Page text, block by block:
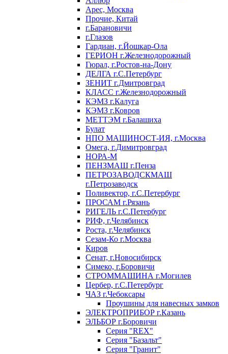
Арес, Москва
Прочие, Китай
г.Барановичи
г.Глазов
Гардиан, г.Йошкар-Ола
ГЕРИОН г.Железнодорожный
Гюрал, г.Ростов-на-Дону
ДЕЛГА г.С.Петербург
ЗЕНИТ г.Дмитровград
КЛАСС г.Железнодорожный
КЭМЗ г.Калуга
КЭМЗ г.Ковров
МЕТТЭМ г.Балашиха
Булат
НПО МАШИНОСТ-ИЯ, г.Москва
Омега, г.Димитровград
НОРА-М
ПЕНЗМАШ г.Пенза
ПЕТРОЗАВОДСКМАШ
г.Петрозаводск
Поливектор, г.С.Петербург
ПРОСАМ г.Рязань
РИГЕЛЬ г.С.Петербург
РИФ, г.Челябинск
Роста, г.Челябинск
Сезам-Ко г.Москва
Киров
Сенат, г.Новосибирск
Симеко, г.Боровичи
СТРОММАШИНА г.Могилев
Цербер, г.С.Петербург
ЧАЗ г.Чебоксары
Проушины для навесных замков
ЭЛЕКТРОПРИБОР г.Казань
ЭЛЬБОР г.Боровичи
Серия "REX"
Серия "Базальт"
Серия "Гранит"